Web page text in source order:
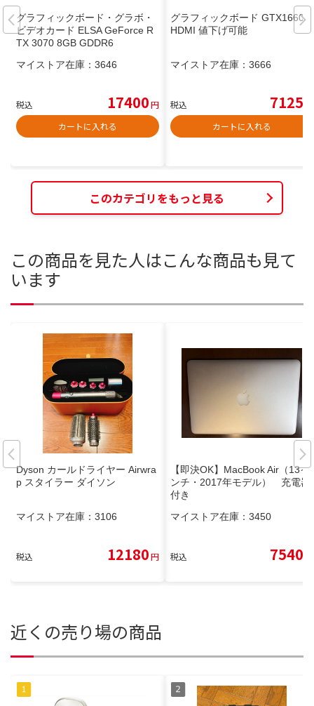
グラフィックボード・グラボ・
ビデオカード ELSA GeForce R
TX 3070 8GB GDDR6
マイストア在庫： 3646
税込 17400円
カートに入れる
グラフィックボード GTX1660ti
HDMI 値下げ可能
マイストア在庫： 3666
税込 7125
カートに入れる
このカテゴリをもっと見る
この商品を見た人はこんな商品も見て
います
Dyson カールドライヤー Airwra
p スタイラー ダイソン
マイストア在庫： 3106
税込 12180円
【即決OK】MacBook Air（13イ
ンチ・2017年モデル） 充電器
付き
マイストア在庫： 3450
税込 7540
近くの売り場の商品